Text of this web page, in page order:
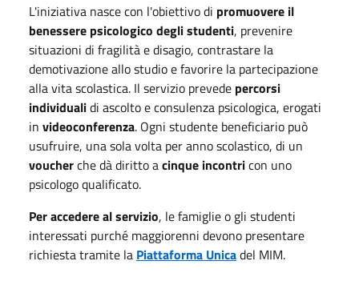
L'iniziativa nasce con l'obiettivo di promuovere il
benessere psicologico degli studenti, prevenire
situazioni di fragilità e disagio, contrastare la
demotivazione allo studio e favorire la partecipazione
alla vita scolastica. Il servizio prevede percorsi
individualidi ascolto e consulenza psicologica, erogati
in videoconferenza. Ogni studente beneficiario può
usufruire, una sola volta per anno scolastico, di un
voucherche dà diritto acinque incontricon uno
psicologo qualificato.
Per accedere al servizio, le famiglie o gli studenti
interessati purché maggiorenni devono presentare
richiesta tramite la Piattaforma Unicadel MIM.